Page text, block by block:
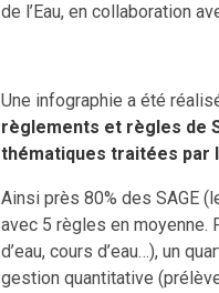
de l’Eau, en collaboration
Une infographie a été
règlements et règles de
thématiques traitées par
Ainsi près 80% des SAGE
avec 5 règles en
d’eau, cours d’eau…), un
gestion quantitative